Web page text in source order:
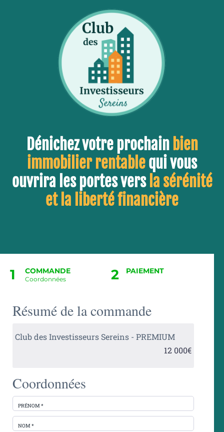
Dénichez votre prochain bien
immobilier rentablequi vous
ouvrira les portes vers la sérénité
et la liberté financière
1 COMMANDE
Coordonnées 2 PAIEMENT
Résumé de la commande
Club des Investisseurs Sereins - PREMIUM
12 000€
Coordonnées
PRÉNOM *
NOM *